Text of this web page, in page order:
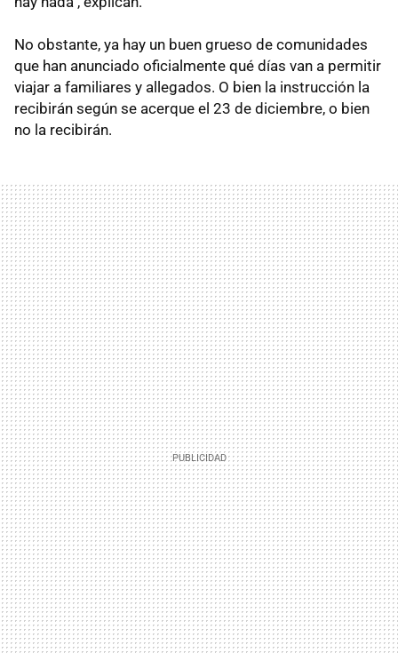
No obstante, ya hay un buen grueso de comunidades
que han anunciado oficialmente qué días van a permitir
viajar a familiares y allegados. O bien la instrucción la
recibirán según se acerque el 23 de diciembre, o bien
no la recibirán.